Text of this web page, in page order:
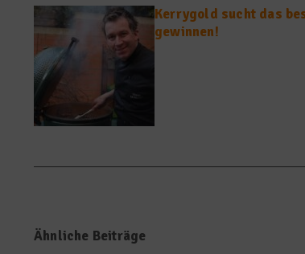
Kerrygold sucht das
gewinnen!
Ähnliche Beiträge